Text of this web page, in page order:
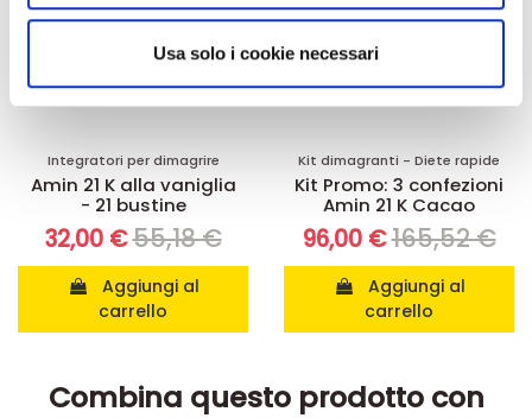
analizzare il nostro traffico. Condividiamo inoltre
informazioni sul modo in cui utilizza il nostro sito con i
nostri partner che si occupano di analisi dei dati web,
pubblicità e social media, i quali potrebbero combinarle
raccolto dal suo utilizzo dei loro servizi.
Usa solo i cookie necessari
Integratori per dimagrire
Amin 21 K alla vaniglia
- 21 bustine
32,00 €55,18 €
carrello
Kit dimagranti - Diete rapide
Kit Promo: 3 confezioni
Amin 21 K Cacao
96,00 €165,52 €
carrello
Combina questo prodotto con